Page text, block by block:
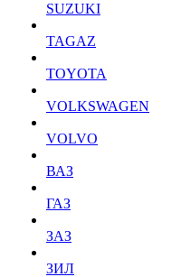
SUZUKI
TAGAZ
TOYOTA
VOLKSWAGEN
VOLVO
ВАЗ
ГАЗ
ЗАЗ
ЗИЛ